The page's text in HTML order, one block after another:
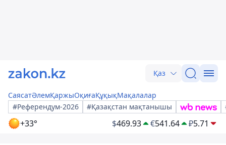
Қаз
СаясатӘлемҚаржыОқиғаҚұқықМақалалар
#Референдум-2026
#Қазақстан мақтанышы
+33° $469.93 €541.64 ₽5.71